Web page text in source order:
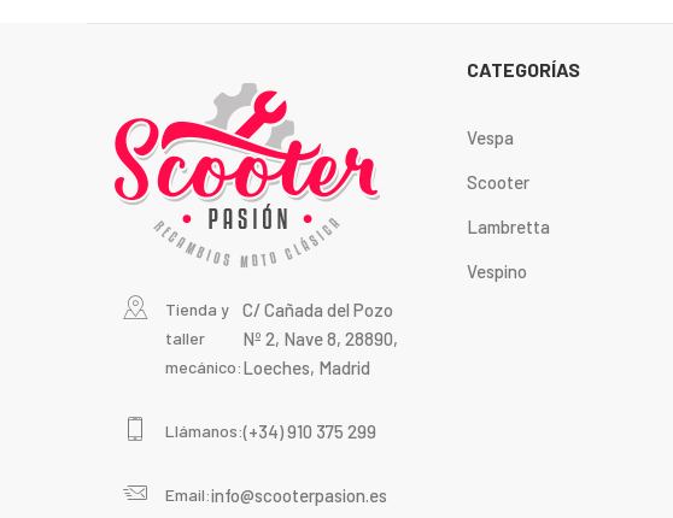
Tienda y
taller
mecánico:
C/ Cañada del Pozo
Nº 2, Nave 8, 28890,
Loeches, Madrid
Llámanos:(+34) 910 375 299
Email:info@scooterpasion.es
CATEGORÍAS
Vespa
Scooter
Lambretta
Vespino